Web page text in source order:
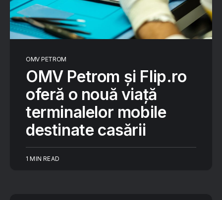
OMV PETROM
OMV Petrom și Flip.ro
oferă o nouă viață
terminalelor mobile
destinate casării
1 MIN READ